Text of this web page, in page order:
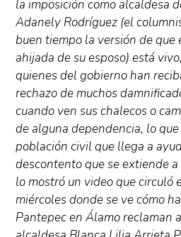
la imposición como alcaldesa
Adanely Rodríguez (el
buen tiempo la versión de que
ahijada de su esposo) está
quienes del gobierno han
rechazo de muchos
cuando ven sus chalecos o
de alguna dependencia, lo
población civil que llega a
descontento que se extiende
lo mostró un video que circuló
miércoles donde se ve cómo
Pantepec en Álamo reclaman